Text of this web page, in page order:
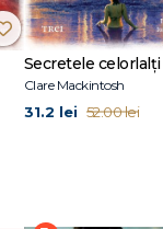
cu profunzimea
analitică a lui
lui Turing (2009,
Secretele celorlalți
Clare Mackintosh
31.2 lei 52.00 lei